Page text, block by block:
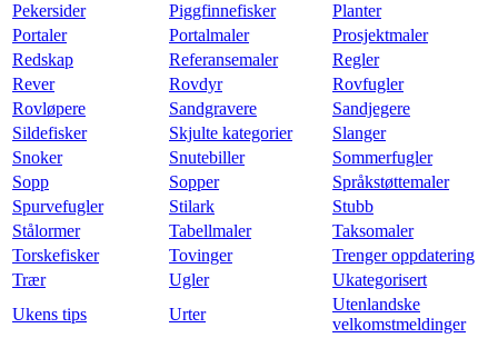
Pekersider
Piggfinnefisker
Planter
Portaler
Portalmaler
Prosjektmaler
Redskap
Referansemaler
Regler
Rever
Rovdyr
Rovfugler
Rovløpere
Sandgravere
Sandjegere
Sildefisker
Skjulte kategorier
Slanger
Snoker
Snutebiller
Sommerfugler
Sopp
Sopper
Språkstøttemaler
Spurvefugler
Stilark
Stubb
Stålormer
Tabellmaler
Taksomaler
Torskefisker
Tovinger
Trenger oppdatering
Trær
Ugler
Ukategorisert
Ukens tips
Urter
Utenlandske
velkomstmeldinger